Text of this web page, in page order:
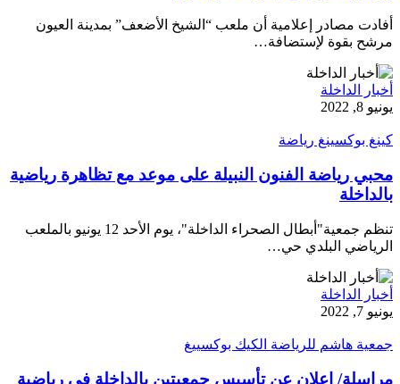
أفادت مصادر إعلامية أن ملعب “الشيخ الأضعف” بمدينة العيون
مرشح بقوة لإستضافة…
أخبار الداخلة
يونيو 8, 2022
كينغ بوكسينغ رياضة
محبي رياضة الفنون النبيلة على موعد مع تظاهرة رياضية
بالداخلة
تنظم جمعية"أبطال الصحراء الداخلة"، يوم الأحد 12 يونيو بالملعب
الرياضي البلدي حي…
أخبار الداخلة
يونيو 7, 2022
جمعية هاشم للرياضة الكيك بوكسييغ
مراسلة/ إعلان عن تأسيس جمعيتين بالداخلة في رياضية